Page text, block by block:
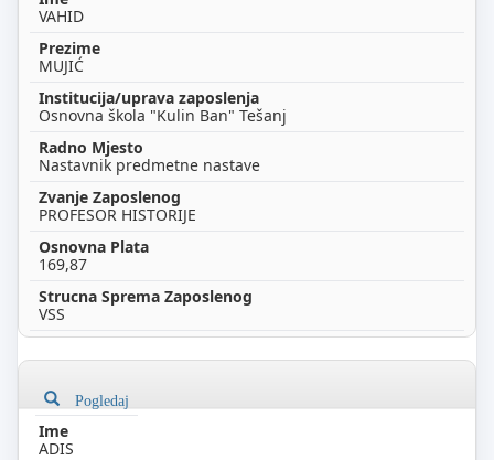
VAHID
MUJIĆ
Osnovna škola "Kulin Ban" Tešanj
Nastavnik predmetne nastave
PROFESOR HISTORIJE
169,87
VSS
Pogledaj
ADIS